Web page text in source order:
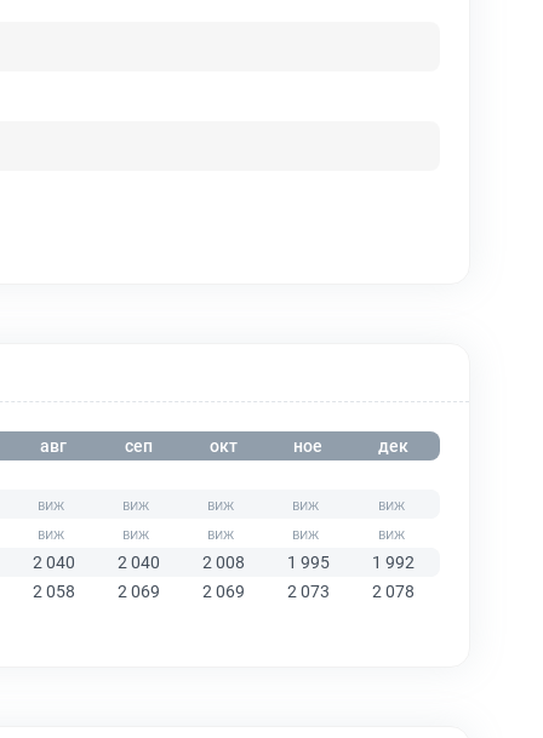
авг сеп окт ное дек
2 040 2 040 2 008 1 995
1 992
2 058
2 069 2 069 2 073 2 078